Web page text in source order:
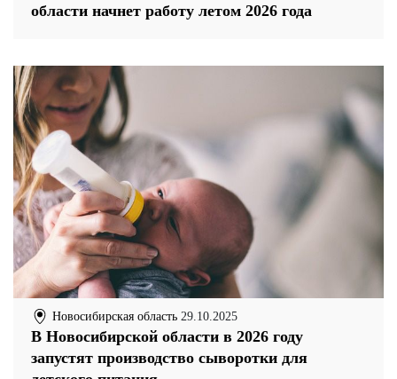
области начнет работу летом 2026 года
Новосибирская область 29.10.2025
В Новосибирской области в 2026 году
запустят производство сыворотки для